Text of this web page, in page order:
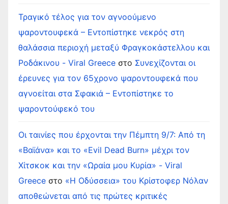
Τραγικό τέλος για τον αγνοούμενο
ψαροντουφεκά – Εντοπίστηκε νεκρός στη
θαλάσσια περιοχή μεταξύ Φραγκοκάστελλου και
Ροδάκινου - Viral Greece στο Συνεχίζονται οι
έρευνες για τον 65χρονο ψαροντουφεκά που
αγνοείται στα Σφακιά – Εντοπίστηκε το
ψαροντούφεκό του
Οι ταινίες που έρχονται την Πέμπτη 9/7: Από τη
«Βαϊάνα» και το «Evil Dead Burn» μέχρι τον
Χίτσκοκ και την «Ωραία μου Κυρία» - Viral
Greece στο «Η Οδύσσεια» του Κρίστοφερ Νόλαν
αποθεώνεται από τις πρώτες κριτικές